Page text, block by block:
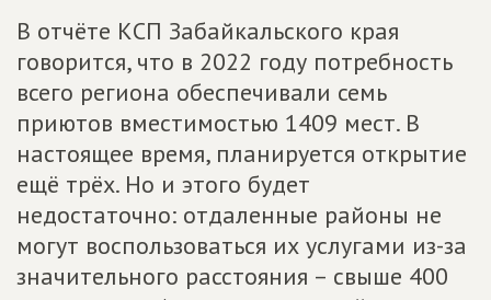
В отчёте КСП Забайкальского края
говорится, что в 2022 году потребность
всего региона обеспечивали семь
приютов вместимостью 1409 мест. В
настоящее время, планируется открытие
ещё трёх. Но и этого будет
недостаточно: отдаленные районы не
могут воспользоваться их услугами из-за
значительного расстояния – свыше 400